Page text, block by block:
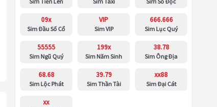
09x
Sim Đầu Số Cổ
VIP
Sim VIP
666.666
Sim Lục Quý
55555
Sim Ngũ Quý
199x
Sim Năm Sinh
38.78
Sim Ông Địa
68.68
Sim Lộc Phát
39.79
Sim Thần Tài
xx88
Sim Đại Cát
xx